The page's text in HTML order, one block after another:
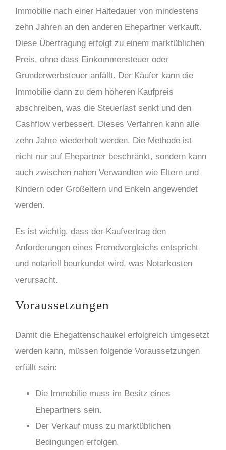
Immobilie nach einer Haltedauer von mindestens
zehn Jahren an den anderen Ehepartner verkauft.
Diese Übertragung erfolgt zu einem marktüblichen
Preis, ohne dass Einkommensteuer oder
Grunderwerbsteuer anfällt. Der Käufer kann die
Immobilie dann zu dem höheren Kaufpreis
abschreiben, was die Steuerlast senkt und den
Cashflow verbessert. Dieses Verfahren kann alle
zehn Jahre wiederholt werden. Die Methode ist
nicht nur auf Ehepartner beschränkt, sondern kann
auch zwischen nahen Verwandten wie Eltern und
Kindern oder Großeltern und Enkeln angewendet
werden.
Es ist wichtig, dass der Kaufvertrag den
Anforderungen eines Fremdvergleichs entspricht
und notariell beurkundet wird, was Notarkosten
verursacht.
Voraussetzungen
Damit die Ehegattenschaukel erfolgreich umgesetzt
werden kann, müssen folgende Voraussetzungen
erfüllt sein:
Die Immobilie muss im Besitz eines
Ehepartners sein.
Der Verkauf muss zu marktüblichen
Bedingungen erfolgen.